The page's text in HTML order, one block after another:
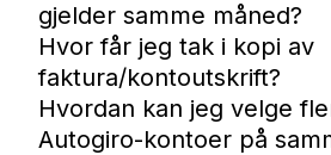
gjelder samme måned?
Hvor får jeg tak i kopi av
faktura/kontoutskrift?
Hvordan kan jeg velge
Autogiro-kontoer på